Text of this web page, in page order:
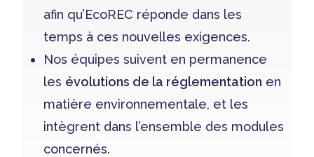
afin qu’EcoREC réponde dans les
temps à ces nouvelles exigences.
Nos équipes suivent en permanence
les évolutions de la réglementation en
matière environnementale, et les
intègrent dans l’ensemble des modules
concernés.